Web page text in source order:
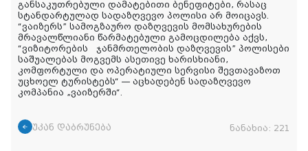
განსაკუთრებული დამატებითი ბენეფიტები, რასაც
სტანდარტულად სადაზღვევო პოლისი არ მოიცავს.
“ვაიზერს” სამოგზაურო დაზღვევის მომსახურების
მრავალწლიანი წარმატებული გამოცდილება აქვს,
“ვიზიტორების
ჯანმრთელობის დაზღვევის” პოლისები
საშუალებას მოგვემს ასეთივე ხარისხიანი,
კომფორტული და ოპერატიული სერვისი შევთავაზოთ
უცხოელ ტურისტებს“ — აცხადებენ სადაზღვევო
კომპანია „ვაიზერში“.
უკან დაბრუნება ნანახია: 221